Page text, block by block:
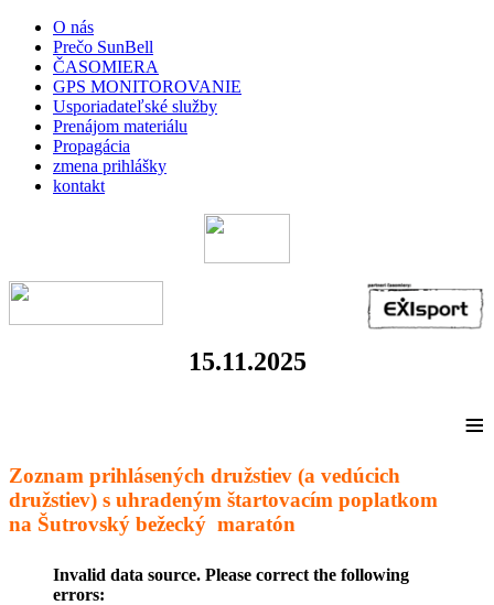
O nás
Prečo SunBell
ČASOMIERA
GPS MONITOROVANIE
Usporiadateľské služby
Prenájom materiálu
Propagácia
zmena prihlášky
kontakt
15.11.2025
≡
Zoznam prihlásených družstiev (a vedúcich
družstiev) s uhradeným štartovacím poplatkom
na Šutrovský bežecký maratón
Invalid data source. Please correct the following
errors: